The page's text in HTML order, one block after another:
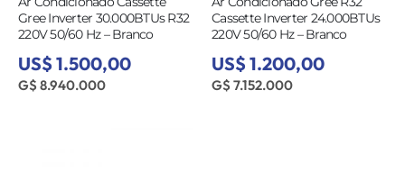
Gree Inverter 30.000BTUs R32
220V 50/60 Hz – Branco
US$ 1.500,00
G$ 8.940.000
Cassette Inverter 24.000BTUs
220V 50/60 Hz – Branco
US$ 1.200,00
G$ 7.152.000